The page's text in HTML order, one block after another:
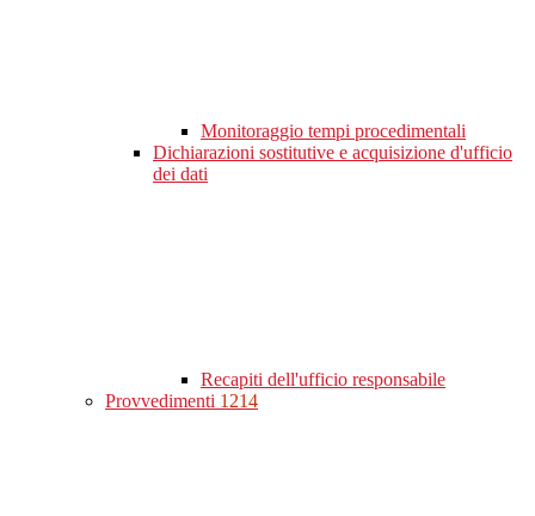
Monitoraggio tempi procedimentali
Dichiarazioni sostitutive e acquisizione d'ufficio
dei dati
Recapiti dell'ufficio responsabile
Provvedimenti 1214